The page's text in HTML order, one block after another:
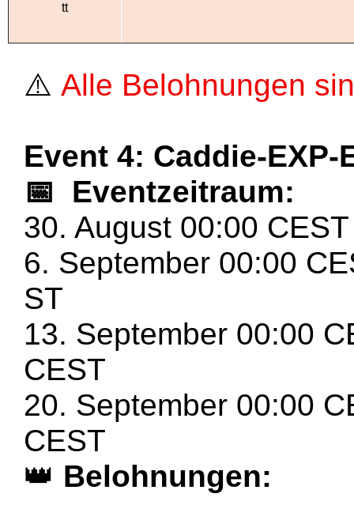
tt
⚠️ Alle Belohnungen
Event 4: Caddie-EXP-
📅
Eventzeitraum:
30. August 00:00
6. September 00:00
ST
13. September 00:00
CEST
20. September 00:00
CEST
👑 Belohnungen: